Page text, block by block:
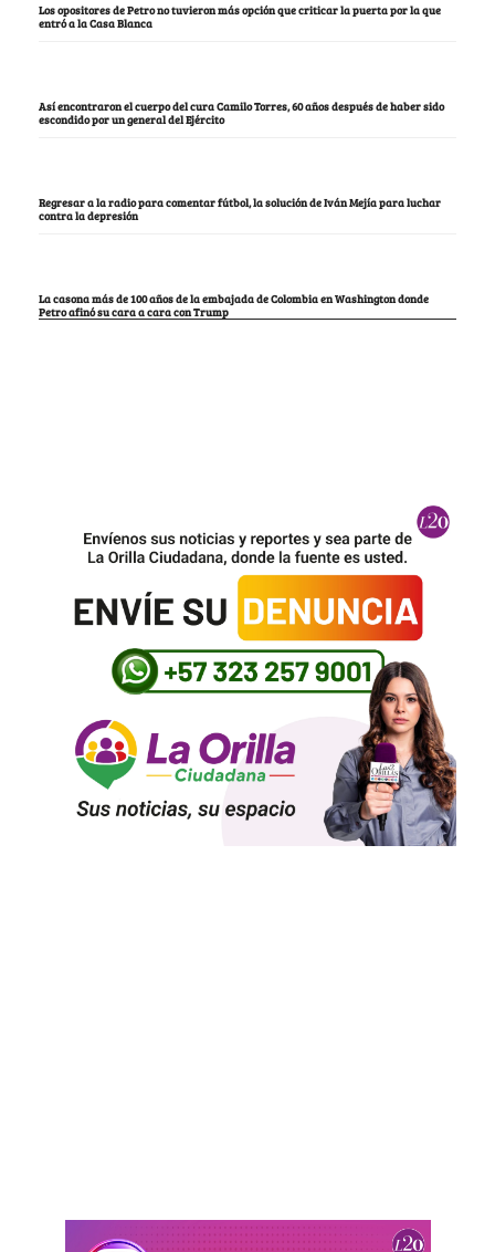
Los opositores de Petro no tuvieron más opción que criticar la puerta por la que
entró a la Casa Blanca
Así encontraron el cuerpo del cura Camilo Torres, 60 años después de haber sido
escondido por un general del Ejército
Regresar a la radio para comentar fútbol, la solución de Iván Mejía para luchar
contra la depresión
La casona más de 100 años de la embajada de Colombia en Washington donde
Petro afinó su cara a cara con Trump